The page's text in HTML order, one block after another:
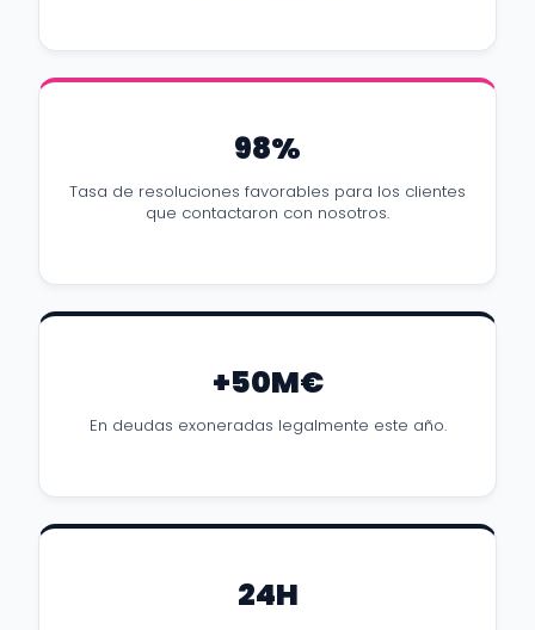
98%
Tasa de resoluciones favorables para los clientes
que contactaron con nosotros.
+50M€
En deudas exoneradas legalmente este año.
24H